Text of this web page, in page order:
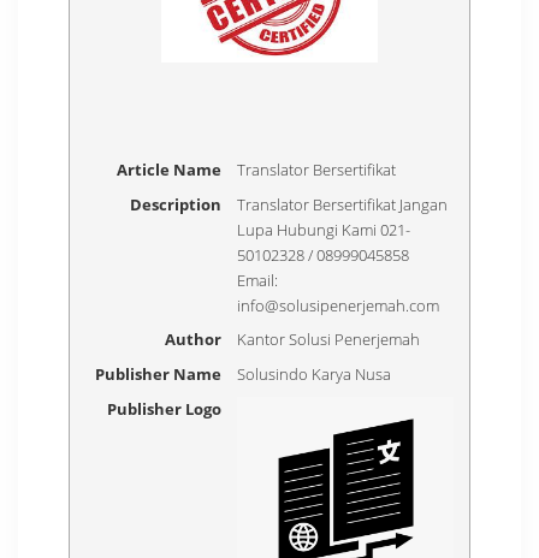
Article Name
Translator Bersertifikat
Description
Translator Bersertifikat Jangan
Lupa Hubungi Kami 021-
50102328 / 08999045858
Email:
info@solusipenerjemah.com
Author
Kantor Solusi Penerjemah
Publisher Name
Solusindo Karya Nusa
Publisher Logo